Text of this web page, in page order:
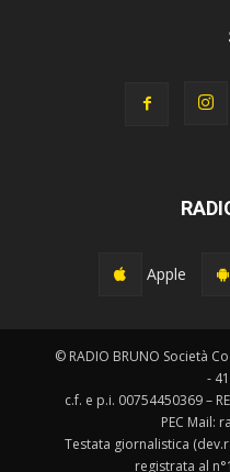
Apple
© RADIO BRUNO Società
-
c.f. e p.i. 00754450369 –
PEC Mail:
Testata giornalistica
registrata al